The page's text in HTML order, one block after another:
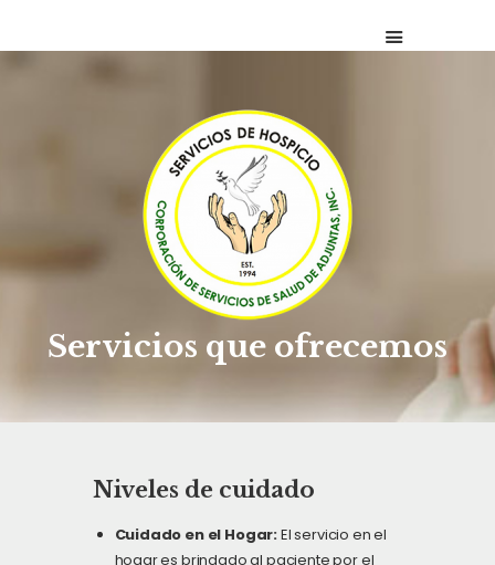
Servicios que ofrecemos
PORTADA
SOBRE NOSOTROS
SERVICIOS QUE
OFRECEMOS
CONTÁCTENOS
Niveles de cuidado
Cuidado en el Hogar:El servicio en el
hogar es brindado al paciente por el